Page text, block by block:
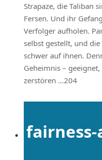
Strapaze, die Taliban
Fersen. Und ihr
Verfolger aufholen.
selbst gestellt, und
schwer auf ihnen.
Geheimnis –
zerstören …204